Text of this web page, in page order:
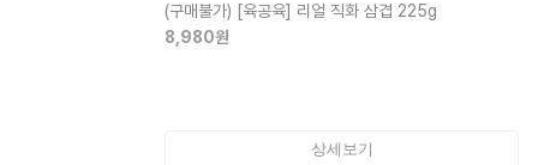
(구매불가) [육공육] 리얼 직화 삼겹 225g
8,980원
상세보기